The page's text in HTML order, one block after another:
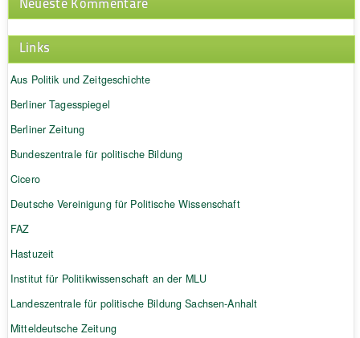
Links
Aus Politik und Zeitgeschichte
Berliner Tagesspiegel
Berliner Zeitung
Bundeszentrale für politische Bildung
Cicero
Deutsche Vereinigung für Politische Wissenschaft
FAZ
Hastuzeit
Institut für Politikwissenschaft an der MLU
Landeszentrale für politische Bildung Sachsen-Anhalt
Mitteldeutsche Zeitung